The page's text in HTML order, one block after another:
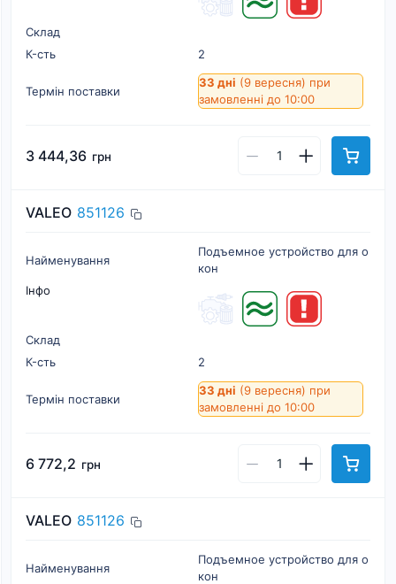
Склад
К-cть
2
Термін поставки
33 дні (9 вересня) при
замовленні до 10:00
3 444,36 грн
VALEO 851126
Найменування
Подъемное устройство для о
кон
Інфо
Склад
К-cть
2
Термін поставки
33 дні (9 вересня) при
замовленні до 10:00
6 772,2 грн
VALEO 851126
Найменування
Подъемное устройство для о
кон